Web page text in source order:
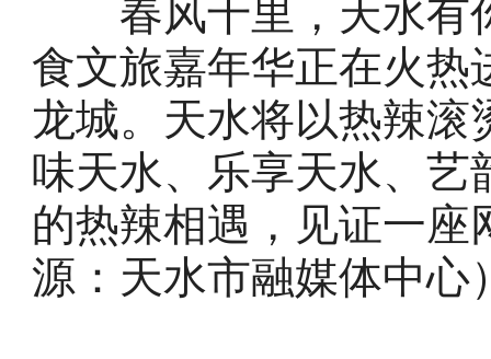
春风十里，天水有
食文旅嘉年华正在火热
龙城。天水将以热辣
味天水、乐享天水、艺
的热辣相遇，见证一
源：天水市融媒体中心